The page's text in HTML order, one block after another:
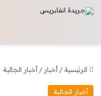
الرئيسية/ أخبار / أخبار الجالية
أخبار الجالية